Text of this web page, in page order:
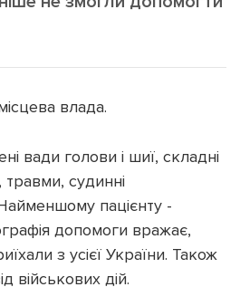
dyvys.info
влада.
вади голови і шиї, складні
судинні
пацієнту -
допомоги вражає,
з усієї України. Також
військових дій.